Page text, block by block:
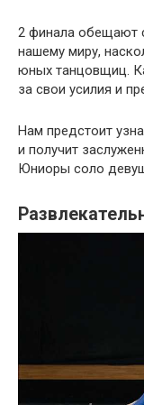
2 финала обещают
нашему миру,
юных танцовщиц.
за свои усилия и
Нам предстоит
и получит
Юниоры соло